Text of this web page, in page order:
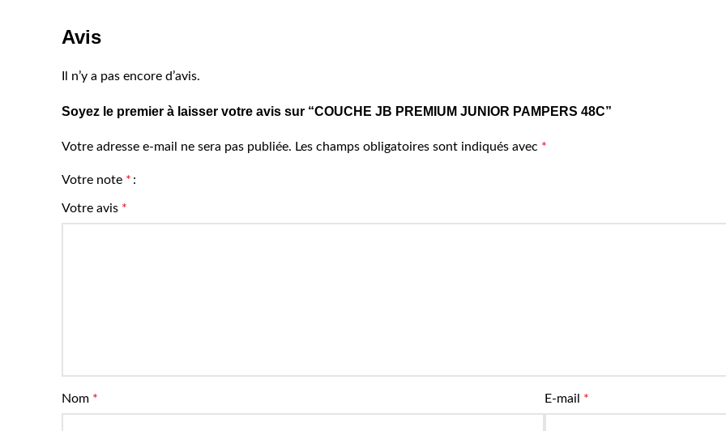
Avis
Il n’y a pas encore d’avis.
Soyez le premier à laisser votre avis sur “COUCHE JB PREMIUM JUNIOR PAMPERS 48C”
Votre adresse e-mail ne sera pas publiée. Les champs obligatoires sont indiqués avec *
Votre note *
Votre avis *
Nom * E-mail *